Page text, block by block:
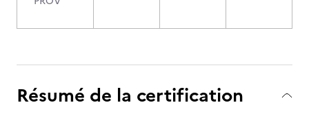
Résumé de la certification